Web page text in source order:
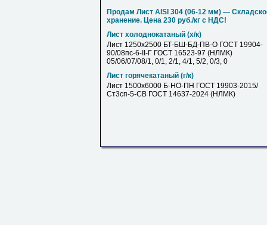
Продам Лист AISI 304 (06-12 мм) —
хранение. Цена 230 руб./кг с НДС!
Лист холоднокатаный (х/к)
Лист 1250х2500 БТ-БШ-БД-ПВ-О ГОСТ 19904-
90/08пс-6-II-Г ГОСТ 16523-97 (НЛМК)
05/06/07/08/1, 0/1, 2/1, 4/1, 5/2, 0/3, 0
Лист горячекатаный (г/к)
Лист 1500х6000 Б-НО-ПН ГОСТ 19903-2015/
Ст3сп-5-СВ ГОСТ 14637-2024 (НЛМК)